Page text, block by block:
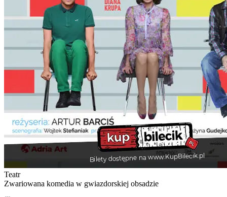
Teatr
Zwariowana komedia w gwiazdorskiej obsadzie